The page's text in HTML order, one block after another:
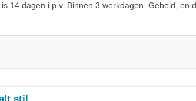
14 dagen i.p.v. Binnen 3 werkdagen. Gebeld, en